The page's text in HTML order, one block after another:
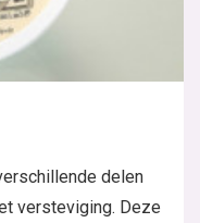
delen
versteviging. Deze